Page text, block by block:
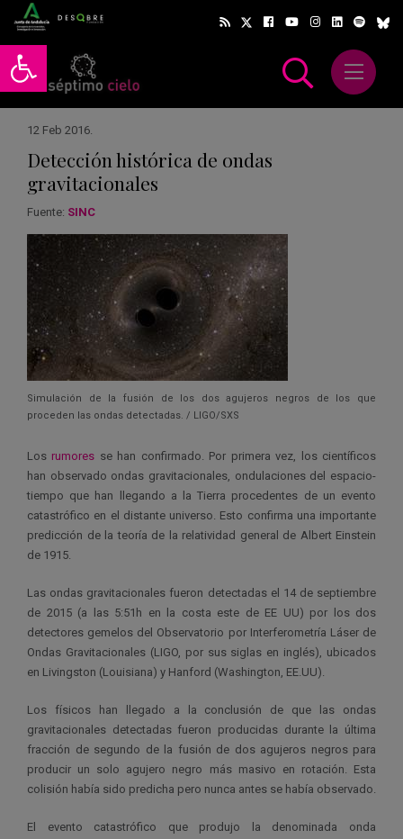
Abrir barra de herramientas
Abrir
12 Feb 2016.
Detección histórica de ondas
gravitacionales
Fuente: SINC
Simulación de la fusión de los dos agujeros negros de los que
proceden las ondas detectadas. / LIGO/SXS
Los rumores se han confirmado. Por primera vez, los científicos
han observado ondas gravitacionales, ondulaciones del espacio-
tiempo que han llegando a la Tierra procedentes de un evento
catastrófico en el distante universo. Esto confirma una importante
predicción de la teoría de la relatividad general de Albert Einstein
de 1915.
Las ondas gravitacionales fueron detectadas el 14 de septiembre
de 2015 (a las 5:51h en la costa este de EE UU) por los dos
detectores gemelos del Observatorio por Interferometría Láser de
Ondas Gravitacionales (LIGO, por sus siglas en inglés), ubicados
en Livingston (Louisiana) y Hanford (Washington, EE.UU).
Los físicos han llegado a la conclusión de que las ondas
gravitacionales detectadas fueron producidas durante la última
fracción de segundo de la fusión de dos agujeros negros para
producir un solo agujero negro más masivo en rotación. Esta
colisión había sido predicha pero nunca antes se había observado.
El evento catastrófico que produjo la denominada onda